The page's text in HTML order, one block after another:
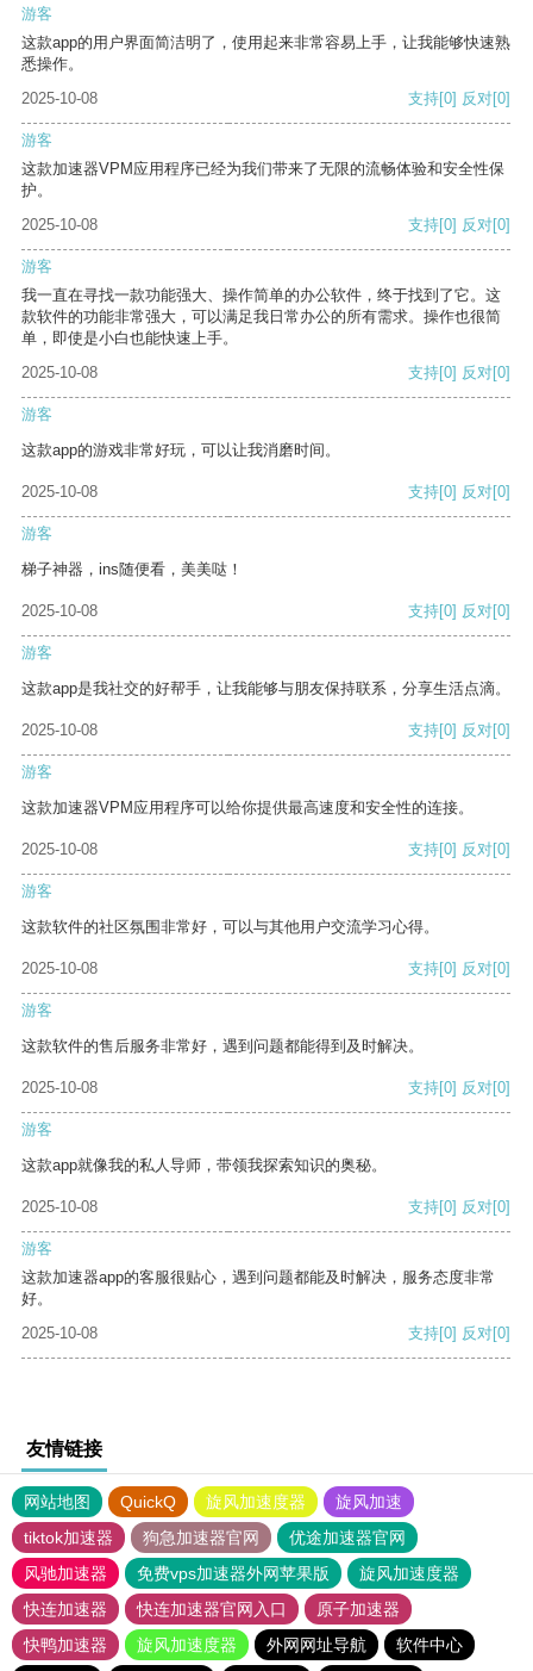
游客
这款app的用户界面简洁明了，使用起来非常容易上手，让我能够快速熟
悉操作。
2025-10-08
支持[0] 反对[0]
游客
这款加速器VPM应用程序已经为我们带来了无限的流畅体验和安全性保
护。
2025-10-08
支持[0] 反对[0]
游客
我一直在寻找一款功能强大、操作简单的办公软件，终于找到了它。这
款软件的功能非常强大，可以满足我日常办公的所有需求。操作也很简
单，即使是小白也能快速上手。
2025-10-08
支持[0] 反对[0]
游客
这款app的游戏非常好玩，可以让我消磨时间。
2025-10-08 支持[0] 反对[0]
游客
梯子神器，ins随便看，美美哒！
2025-10-08 支持[0] 反对[0]
游客
这款app是我社交的好帮手，让我能够与朋友保持联系，分享生活点滴。
2025-10-08 支持[0] 反对[0]
游客
这款加速器VPM应用程序可以给你提供最高速度和安全性的连接。
2025-10-08 支持[0] 反对[0]
游客
这款软件的社区氛围非常好，可以与其他用户交流学习心得。
2025-10-08 支持[0] 反对[0]
游客
这款软件的售后服务非常好，遇到问题都能得到及时解决。
2025-10-08 支持[0] 反对[0]
游客
这款app就像我的私人导师，带领我探索知识的奥秘。
2025-10-08 支持[0] 反对[0]
游客
这款加速器app的客服很贴心，遇到问题都能及时解决，服务态度非常
好。
2025-10-08
支持[0] 反对[0]
友情链接
网站地图 QuickQ 旋风加速度器
旋风加速
tiktok加速器
狗急加速器官网
优途加速器官网
风驰加速器
免费vps加速器外网苹果版
旋风加速度器
快连加速器
快连加速器官网入口
原子加速器
快鸭加速器
旋风加速度器 外网网址导航 软件中心